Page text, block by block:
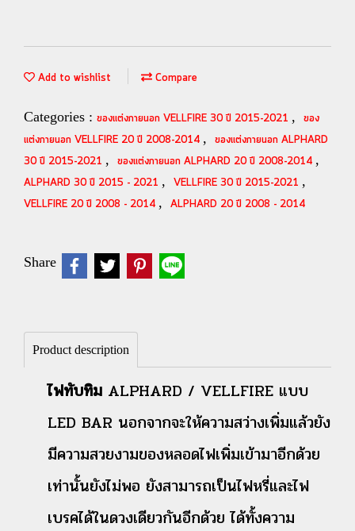
Add to wishlist Compare
Categories : ของแต่งภายนอก VELLFIRE 30 ปี 2015-2021 , ของ
แต่งภายนอก VELLFIRE 20 ปี 2008-2014 , ของแต่งภายนอก ALPHARD
30 ปี 2015-2021 , ของแต่งภายนอก ALPHARD 20 ปี 2008-2014 ,
ALPHARD 30 ปี 2015 - 2021 , VELLFIRE 30 ปี 2015-2021 ,
VELLFIRE 20 ปี 2008 - 2014 , ALPHARD 20 ปี 2008 - 2014
Share
Product description
ไฟทับทิม ALPHARD / VELLFIRE แบบ
LED BAR นอกจากจะให้ความสว่างเพิ่มแล้วยัง
มีความสวยงามของหลอดไฟเพิ่มเข้ามาอีกด้วย
เท่านั้นยังไม่พอ ยังสามารถเป็นไฟหรี่และไฟ
เบรคได้ในดวงเดียวกันอีกด้วย ได้ทั้งความ